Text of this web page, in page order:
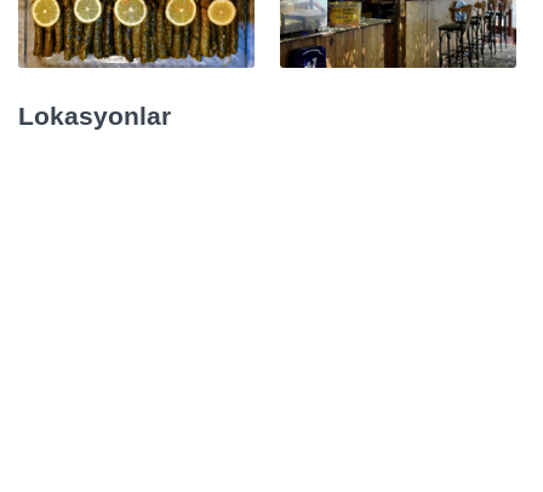
Lokasyonlar